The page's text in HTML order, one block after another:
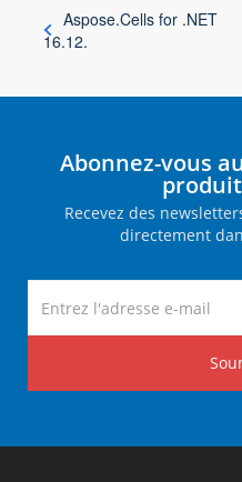
Aspose.Cells for .NET
16.12.
Abonnez-vous
Recevez des
directement